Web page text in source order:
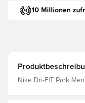
10 Millionen
Nike Dri-FIT Park